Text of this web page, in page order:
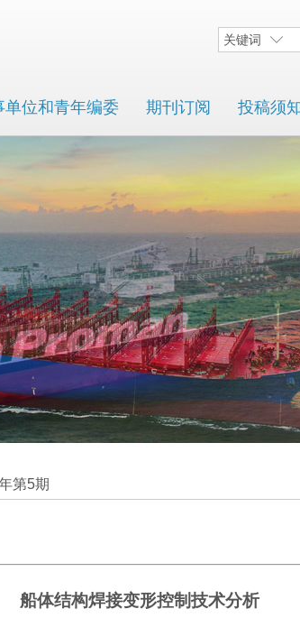
单位和青年编委 期刊订阅 投稿须
关键词
第5期
船体结构焊接变形控制技术分析